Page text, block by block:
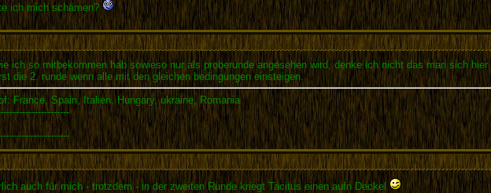
ich mich schämen?
ich so mitbekommen hab sowieso nur als proberunde angesehen wird, denke ich nicht das man sich
die 2. runde wenn alle mit den gleichen bedingungen einsteigen.
France, Spain, Italien, Hungary, ukraine, Romania
auch für mich - trotzdem - in der zweiten Runde kriegt Tacitus einen aufn Deckel